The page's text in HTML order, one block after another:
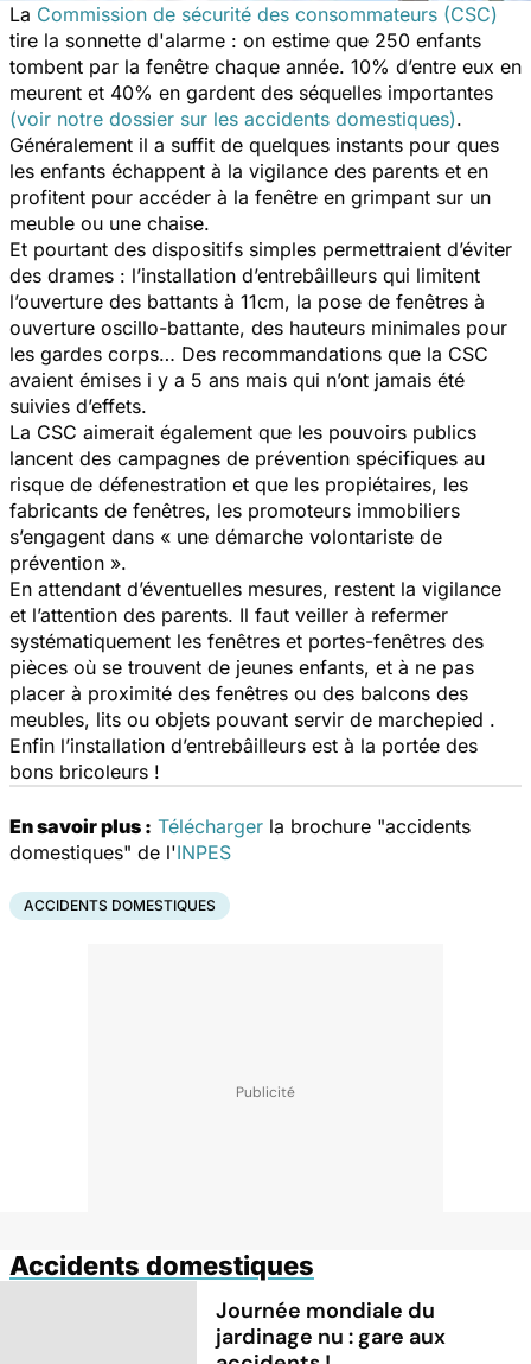
La Commission de sécurité des consommateurs (CSC)
tire la sonnette d'alarme : on estime que 250 enfants
tombent par la fenêtre chaque année. 10% d’entre eux en
meurent et 40% en gardent des séquelles importantes
(voir notre dossier sur les accidents domestiques).
Généralement il a suffit de quelques instants pour ques
les enfants échappent à la vigilance des parents et en
profitent pour accéder à la fenêtre en grimpant sur un
meuble ou une chaise.
Et pourtant des dispositifs simples permettraient d’éviter
des drames : l’installation d’entrebâilleurs qui limitent
l’ouverture des battants à 11cm, la pose de fenêtres à
ouverture oscillo-battante, des hauteurs minimales pour
les gardes corps… Des recommandations que la CSC
avaient émises i y a 5 ans mais qui n’ont jamais été
suivies d’effets.
La CSC aimerait également que les pouvoirs publics
lancent des campagnes de prévention spécifiques au
risque de défenestration et que les propiétaires, les
fabricants de fenêtres, les promoteurs immobiliers
s’engagent dans « une démarche volontariste de
prévention ».
En attendant d’éventuelles mesures, restent la vigilance
et l’attention des parents. Il faut veiller à refermer
systématiquement les fenêtres et portes-fenêtres des
pièces où se trouvent de jeunes enfants, et à ne pas
placer à proximité des fenêtres ou des balcons des
meubles, lits ou objets pouvant servir de marchepied .
Enfin l’installation d’entrebâilleurs est à la portée des
bons bricoleurs !
En savoir plus : Télécharger la brochure "accidents
domestiques" de l'INPES
ACCIDENTS DOMESTIQUES
Accidents domestiques
Journée mondiale du
jardinage nu : gare aux